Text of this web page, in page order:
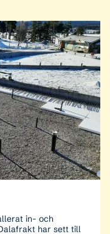
in- och
har sett till